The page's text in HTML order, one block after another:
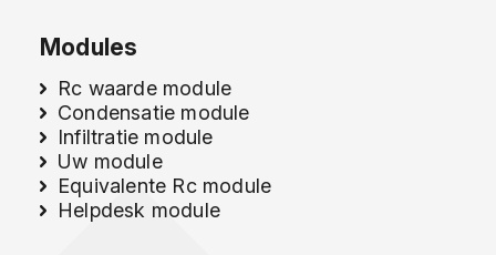
Modules
Rc waarde module
Condensatie module
Infiltratie module
Uw module
Equivalente Rc module
Helpdesk module